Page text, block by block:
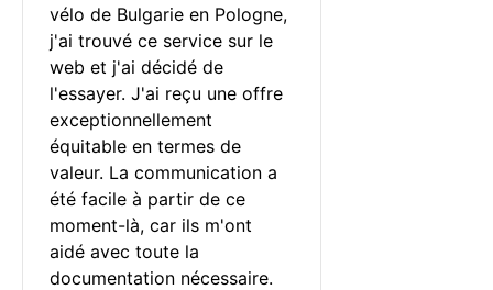
vélo de Bulgarie en Pologne,
j'ai trouvé ce service sur le
web et j'ai décidé de
l'essayer. J'ai reçu une offre
exceptionnellement
équitable en termes de
valeur. La communication a
été facile à partir de ce
moment-là, car ils m'ont
aidé avec toute la
documentation nécessaire.